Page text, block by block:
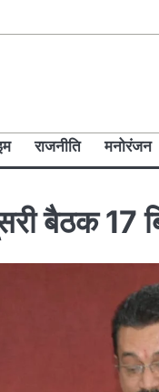
राजनीति मनोरंजन
बैठक 17